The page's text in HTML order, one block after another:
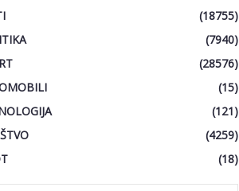
(18755)
(7940)
(28576)
(15)
(121)
(4259)
(18)